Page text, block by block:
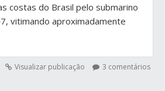
costas do Brasil pelo submarino
vitimando aproximadamente
Visualizar publicação 3 comentários